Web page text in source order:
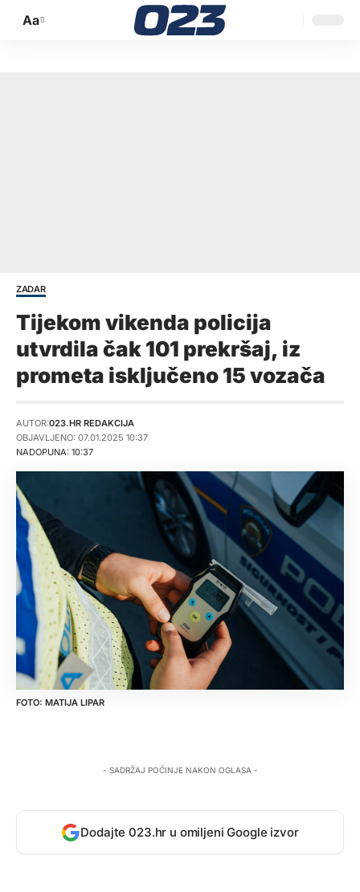
Promijeni
Aa
ZADAR
Tijekom vikenda policija
utvrdila čak 101 prekršaj, iz
prometa isključeno 15 vozača
NADOPUNA: 10:37
AUTOR:023.HR REDAKCIJA
OBJAVLJENO: 07.01.2025 10:37
MATIJA LIPAR
- SADRŽAJ POČINJE NAKON OGLASA -
Dodajte 023.hr u omiljeni Google izvor